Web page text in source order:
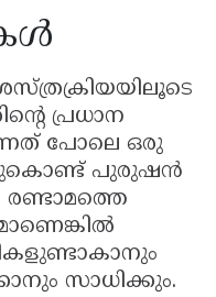
പ്രധാന
പോലെ ഒരു
പുരുഷൻ
രണ്ടാമത്തെ
സാധിക്കും.